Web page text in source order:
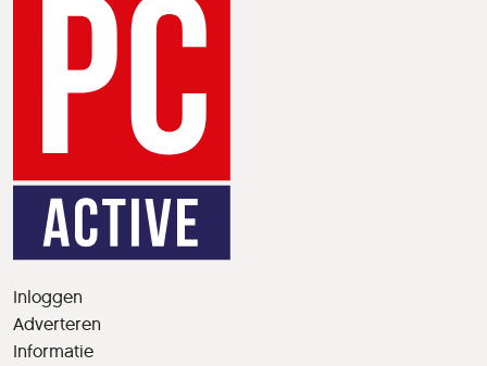
Inloggen
Adverteren
Informatie